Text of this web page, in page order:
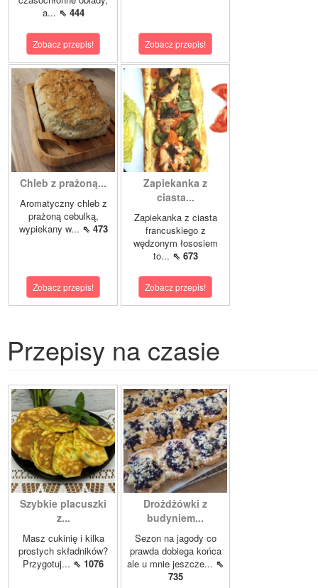
a... ⇖ 444
Zobacz przepis! Zobacz przepis!
Chleb z prażoną...
Aromatyczny chleb z
prażoną cebulką,
wypiekany w... ⇖ 473
Zobacz przepis!
Zapiekanka z
ciasta...
Zapiekanka z ciasta
francuskiego z
wędzonym łososiem
to... ⇖ 673
Zobacz przepis!
Przepisy na czasie
Szybkie placuszki
z...
Masz cukinię i kilka
prostych składników?
Przygotuj... ⇖ 1076
Drożdżówki z
budyniem...
Sezon na jagody co
prawda dobiega końca
ale u mnie jeszcze... ⇖
735